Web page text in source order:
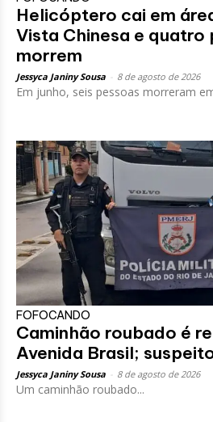
Helicóptero cai em
Vista Chinesa e quatro
morrem
Jessyca Janiny Sousa 8 de agosto de 2026
Em junho, seis pessoas morreram
FOFOCANDO
Caminhão roubado é
Avenida Brasil;
Jessyca Janiny Sousa 8 de agosto de 2026
Um caminhão roubado...